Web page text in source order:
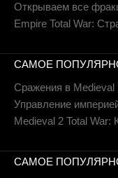
Открываем все
Empire Total War:
САМОЕ
Сражения в Medieval
Управление
Medieval 2 Total
САМОЕ